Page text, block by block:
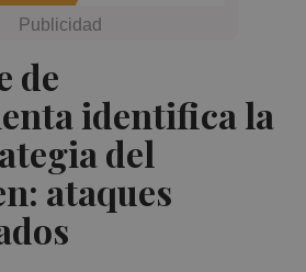
de
identifica la
del
ataques